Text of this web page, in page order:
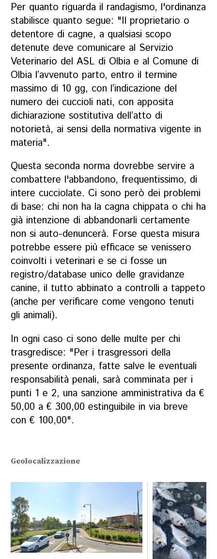
Per quanto riguarda il randagismo, l'ordinanza
stabilisce quanto segue: "Il proprietario o
detentore di cagne, a qualsiasi scopo
detenute deve comunicare al Servizio
Veterinario del ASL di Olbia e al Comune di
Olbia l’avvenuto parto, entro il termine
massimo di 10 gg, con l’indicazione del
numero dei cuccioli nati, con apposita
dichiarazione sostitutiva dell’atto di
notorietà, ai sensi della normativa vigente in
materia".
Questa seconda norma dovrebbe servire a
combattere l'abbandono, frequentissimo, di
intere cucciolate. Ci sono però dei problemi
di base: chi non ha la cagna chippata o chi ha
già intenzione di abbandonarli certamente
non si auto-denuncerà. Forse questa misura
potrebbe essere più efficace se venissero
coinvolti i veterinari e se ci fosse un
registro/database unico delle gravidanze
canine, il tutto abbinato a controlli a tappeto
(anche per verificare come vengono tenuti
gli animali).
In ogni caso ci sono delle multe per chi
trasgredisce: "Per i trasgressori della
presente ordinanza, fatte salve le eventuali
responsabilità penali, sarà comminata per i
punti 1 e 2, una sanzione amministrativa da €
50,00 a € 300,00 estinguibile in via breve
con € 100,00".
Geolocalizzazione